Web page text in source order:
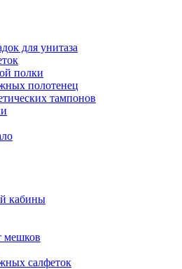
для унитаза
полки
полотенец
тампонов
кабины
мешков
салфеток